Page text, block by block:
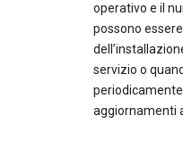
operativo e il
possono
servizio o
aggiornamenti